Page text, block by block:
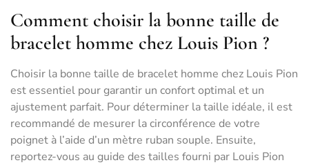
Comment choisir la bonne taille de
bracelet homme chez Louis Pion ?
Choisir la bonne taille de bracelet homme chez Louis Pion
est essentiel pour garantir un confort optimal et un
ajustement parfait. Pour déterminer la taille idéale, il est
recommandé de mesurer la circonférence de votre
poignet à l’aide d’un mètre ruban souple. Ensuite,
reportez-vous au guide des tailles fourni par Louis Pion